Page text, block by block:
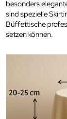
besonders
sind spezielle
Büffettische
setzen können.